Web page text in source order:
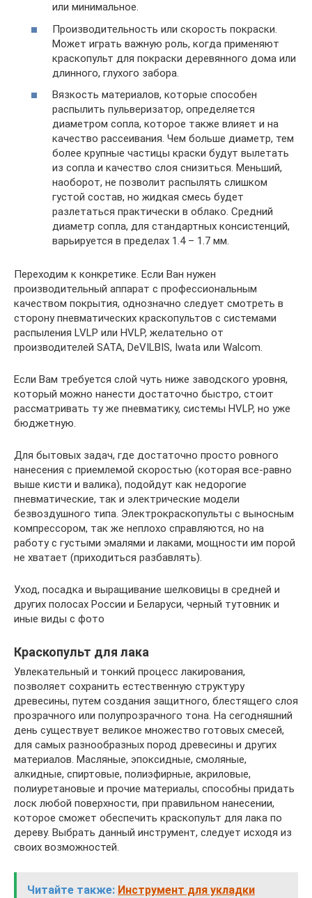
или минимальное.
Производительность или скорость покраски.
Может играть важную роль, когда применяют
краскопульт для покраски деревянного дома или
длинного, глухого забора.
Вязкость материалов, которые способен
распылить пульверизатор, определяется
диаметром сопла, которое также влияет и на
качество рассеивания. Чем больше диаметр, тем
более крупные частицы краски будут вылетать
из сопла и качество слоя снизиться. Меньший,
наоборот, не позволит распылять слишком
густой состав, но жидкая смесь будет
разлетаться практически в облако. Средний
диаметр сопла, для стандартных консистенций,
варьируется в пределах 1.4 – 1.7 мм.
Переходим к конкретике. Если Ван нужен
производительный аппарат с профессиональным
качеством покрытия, однозначно следует смотреть в
сторону пневматических краскопультов с системами
распыления LVLP или HVLP, желательно от
производителей SATA, DeVILBIS, Iwata или Walcom.
Если Вам требуется слой чуть ниже заводского уровня,
который можно нанести достаточно быстро, стоит
рассматривать ту же пневматику, системы HVLP, но уже
бюджетную.
Для бытовых задач, где достаточно просто ровного
нанесения с приемлемой скоростью (которая все-равно
выше кисти и валика), подойдут как недорогие
пневматические, так и электрические модели
безвоздушного типа. Электрокраскопульты с выносным
компрессором, так же неплохо справляются, но на
работу с густыми эмалями и лаками, мощности им порой
не хватает (приходиться разбавлять).
Уход, посадка и выращивание шелковицы в средней и
других полосах России и Беларуси, черный тутовник и
иные виды с фото
Краскопульт для лака
Увлекательный и тонкий процесс лакирования,
позволяет сохранить естественную структуру
древесины, путем создания защитного, блестящего слоя
прозрачного или полупрозрачного тона. На сегодняшний
день существует великое множество готовых смесей,
для самых разнообразных пород древесины и других
материалов. Масляные, эпоксидные, смоляные,
алкидные, спиртовые, полиэфирные, акриловые,
полиуретановые и прочие материалы, способны придать
лоск любой поверхности, при правильном нанесении,
которое сможет обеспечить краскопульт для лака по
дереву. Выбрать данный инструмент, следует исходя из
своих возможностей.
Читайте также: Инструмент для укладки